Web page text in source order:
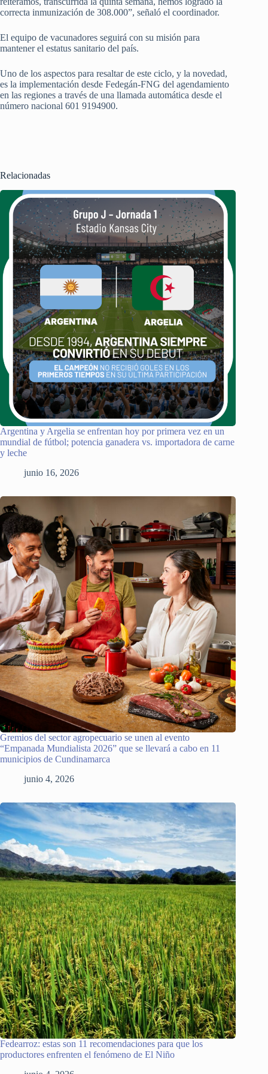
correcta inmunización de 308.000”, señaló el coordinador.
El equipo de vacunadores seguirá con su misión para
mantener el estatus sanitario del país.
Uno de los aspectos para resaltar de este ciclo, y la novedad,
es la implementación desde Fedegán-FNG del agendamiento
en las regiones a través de una llamada automática desde el
número nacional 601 9194900.
Relacionadas
Argentina y Argelia se enfrentan hoy por primera vez en un
mundial de fútbol; potencia ganadera vs. importadora de carne
y leche
junio 16, 2026
Gremios del sector agropecuario se unen al evento
“Empanada Mundialista 2026” que se llevará a cabo en 11
municipios de Cundinamarca
junio 4, 2026
Fedearroz: estas son 11 recomendaciones para que los
productores enfrenten el fenómeno de El Niño